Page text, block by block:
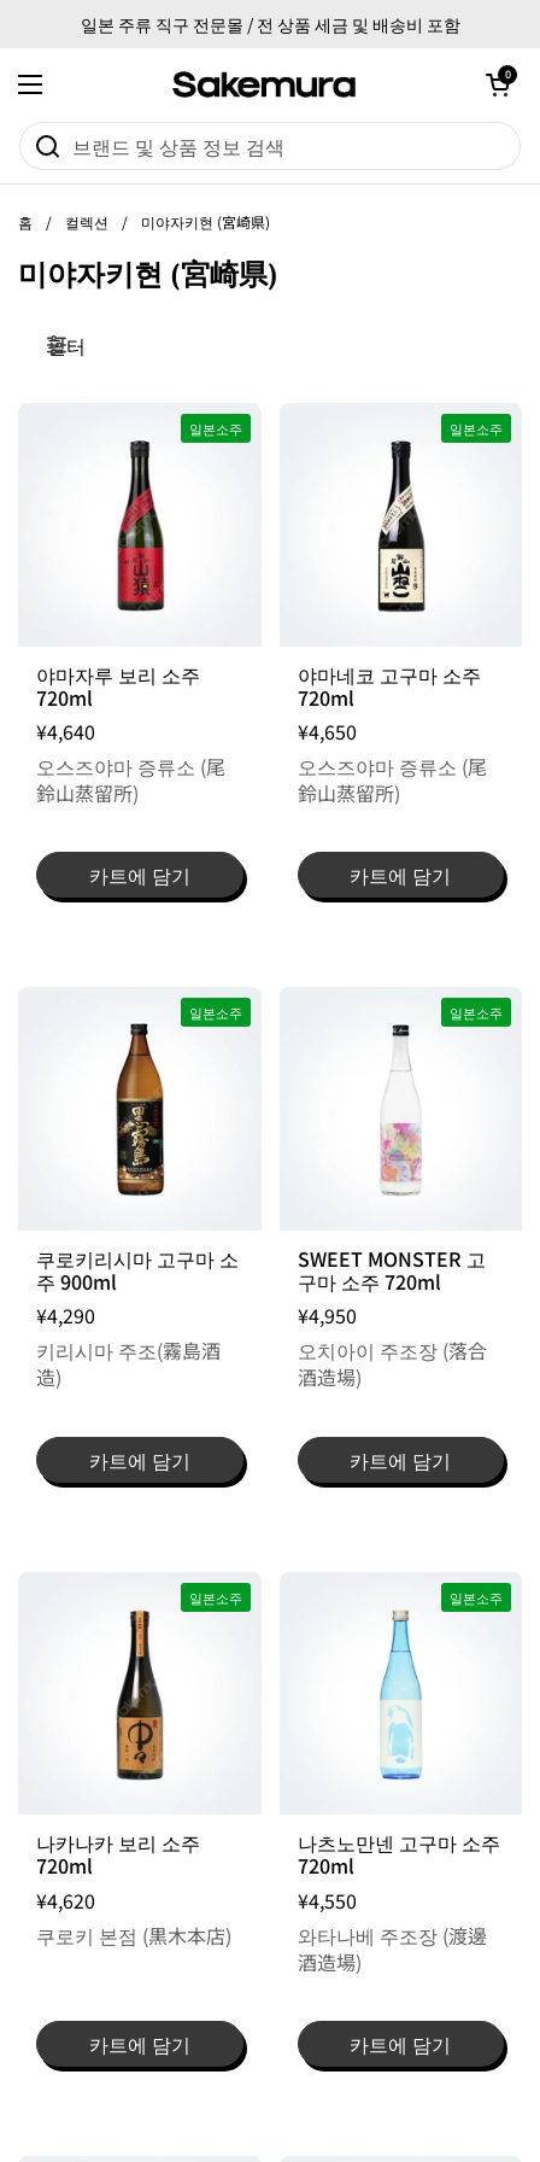
일본 주류 직구 전문몰 / 전 상품 세금 및 배송비 포함
메뉴 열기
카트 열기
0
홈 / 컬렉션 / 미야자키현 (宮崎県)
미야자키현 (宮崎県)
필터
야마자루 보리 소주
720ml
¥4,640
오스즈야마 증류소 (尾
鈴山蒸留所)
카트에 담기
일본소주
야마네코 고구마 소주
720ml
¥4,650
오스즈야마 증류소 (尾
鈴山蒸留所)
카트에 담기
일본소주
쿠로키리시마 고구마 소
주 900ml
¥4,290
키리시마 주조(霧島酒
造)
카트에 담기
일본소주
SWEET MONSTER 고
구마 소주 720ml
¥4,950
오치아이 주조장 (落合
酒造場)
카트에 담기
일본소주
나카나카 보리 소주
720ml
¥4,620
쿠로키 본점 (黒木本店)
카트에 담기
일본소주
나츠노만넨 고구마 소주
720ml
¥4,550
와타나베 주조장 (渡邊
酒造場)
카트에 담기
일본소주